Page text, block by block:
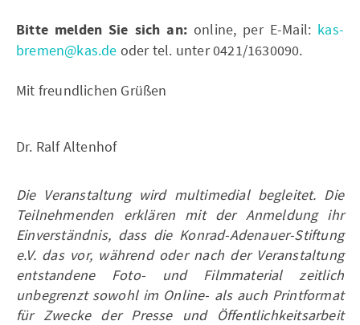
Bitte melden Sie sich an: online, per E-Mail: kas-
bremen@kas.de oder tel. unter 0421/1630090.
Mit freundlichen Grüßen
Dr. Ralf Altenhof
Die Veranstaltung wird multimedial begleitet. Die
Teilnehmenden erklären mit der Anmeldung ihr
Einverständnis, dass die Konrad-Adenauer-Stiftung
e.V. das vor, während oder nach der Veranstaltung
entstandene Foto- und Filmmaterial zeitlich
unbegrenzt sowohl im Online- als auch Printformat
für Zwecke der Presse und Öffentlichkeitsarbeit